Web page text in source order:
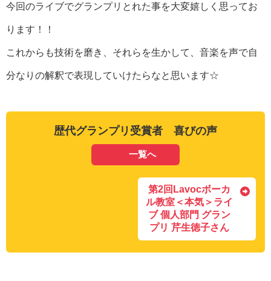
今回のライブでグランプリとれた事を大変嬉しく思ってお
ります！！
これからも技術を磨き、それらを生かして、音楽を声で自
分なりの解釈で表現していけたらなと思います☆
歴代グランプリ受賞者 喜びの声
一覧へ
第2回Lavocボーカ
ル教室＜本気＞ライ
ブ 個人部門 グラン
プリ 芹生徳子さん